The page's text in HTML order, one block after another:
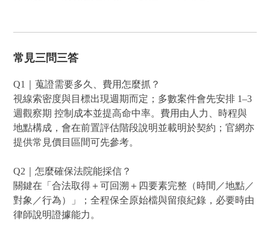
常見三問三答
Q1｜蒐證需要多久、費用怎麼抓？
視線索密度與目標出現週期而定；多數案件會先安排 1–3
週觀察期 控制成本並提高命中率。費用由人力、時程與
地點構成，會在前置評估階段說明並載明於契約；官網亦
提供常見價目區間可先參考。
Q2｜怎麼確保法院能採信？
關鍵在「合法取得＋可回溯＋四要素完整（時間／地點／
對象／行為）」；全程保全原始檔與留痕紀錄，必要時由
律師說明證據能力。